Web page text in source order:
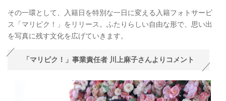
その一環として、入籍日を特別な一日に変える入籍フォトサービ
ス「マリピク！」をリリース。ふたりらしい自由な形で、思い出
を写真に残す文化を広げていきます。
「マリピク！」事業責任者 川上‬‭麻子‬さんよりコメント